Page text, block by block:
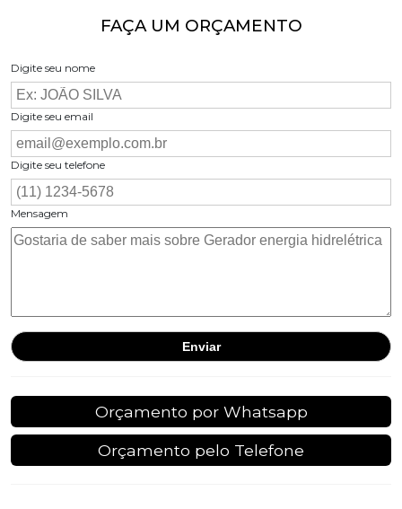
FAÇA UM ORÇAMENTO
Digite seu nome
Digite seu email
Digite seu telefone
Mensagem
Orçamento por Whatsapp
Orçamento pelo Telefone